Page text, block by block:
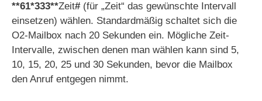
**61*333**Zeit#(für „Zeit“ das gewünschte Intervall
einsetzen) wählen. Standardmäßig schaltet sich die
O2-Mailbox nach 20 Sekunden ein. Mögliche Zeit-
Intervalle, zwischen denen man wählen kann sind 5,
10, 15, 20, 25 und 30 Sekunden, bevor die Mailbox
den Anruf entgegen nimmt.